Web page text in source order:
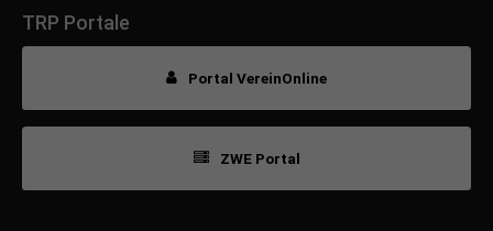
TRP Portale
Portal VereinOnline
ZWE Portal